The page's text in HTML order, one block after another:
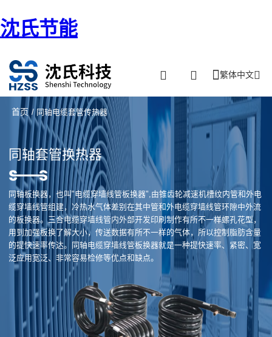
沈氏节能
繁体中文
首页 / 同轴电缆套管传热器
同轴套管换热器
同轴板换器，也叫"电缆穿墙线管板换器",由锥齿轮减速机槽纹内管和外电
缆穿墙线管组建，冷热水气体差别在其中管和外电缆穿墙线管环隙中外流
的板换器。三合电缆穿墙线管内外部开发印刷制作有所不一样螺孔花型，
用到加强板换了解大小，传送数据有所不一样的气体，所以控制脂肪含量
的提快速率传达。同轴电缆穿墙线管板换器就是一种提快速率、紧密、宽
泛应用宽泛、非常容易检修等优点和缺点。